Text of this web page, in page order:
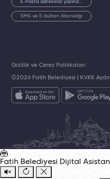
SMS ve E-bülten Aboneliği
©2026 Fatih Belediyesi | KVKK
Gizlilik ve Çerez Politikaları
Fatih Belediyesi Dijital Asistan